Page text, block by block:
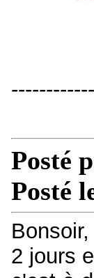
Posté
Posté
2 jours